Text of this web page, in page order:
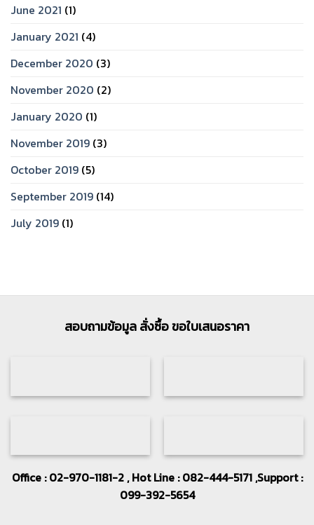
June 2021 (1)
January 2021 (4)
December 2020 (3)
November 2020 (2)
January 2020 (1)
November 2019 (3)
October 2019 (5)
September 2019 (14)
July 2019 (1)
สอบถามข้อมูล สั่งซื้อ ขอใบเสนอราคา
Office : 02-970-1181-2 , Hot Line : 082-444-5171 ,Support :
099-392-5654